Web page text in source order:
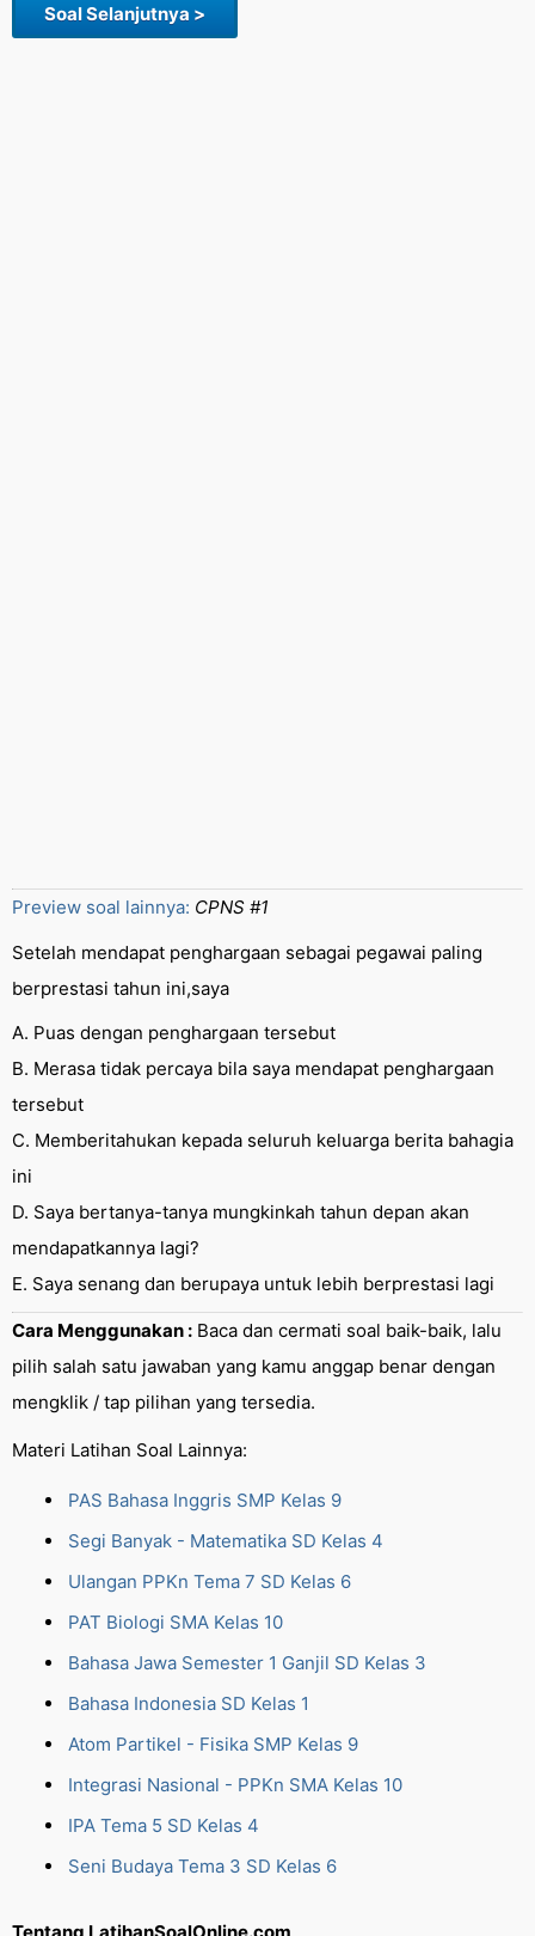
Soal Selanjutnya >
Preview soal lainnya: CPNS #1
Setelah mendapat penghargaan sebagai pegawai paling
berprestasi tahun ini,saya
A. Puas dengan penghargaan tersebut
B. Merasa tidak percaya bila saya mendapat penghargaan
tersebut
C. Memberitahukan kepada seluruh keluarga berita bahagia
ini
D. Saya bertanya-tanya mungkinkah tahun depan akan
mendapatkannya lagi?
E. Saya senang dan berupaya untuk lebih berprestasi lagi
Cara Menggunakan : Baca dan cermati soal baik-baik, lalu
pilih salah satu jawaban yang kamu anggap benar dengan
mengklik / tap pilihan yang tersedia.
Materi Latihan Soal Lainnya:
PAS Bahasa Inggris SMP Kelas 9
Segi Banyak - Matematika SD Kelas 4
Ulangan PPKn Tema 7 SD Kelas 6
PAT Biologi SMA Kelas 10
Bahasa Jawa Semester 1 Ganjil SD Kelas 3
Bahasa Indonesia SD Kelas 1
Atom Partikel - Fisika SMP Kelas 9
Integrasi Nasional - PPKn SMA Kelas 10
IPA Tema 5 SD Kelas 4
Seni Budaya Tema 3 SD Kelas 6